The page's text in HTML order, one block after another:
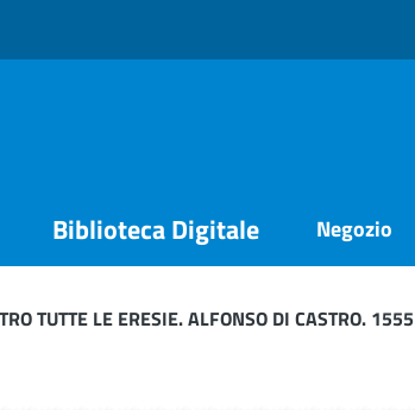
Biblioteca Digitale Negozio
TUTTE LE ERESIE. ALFONSO DI CASTRO. 1555